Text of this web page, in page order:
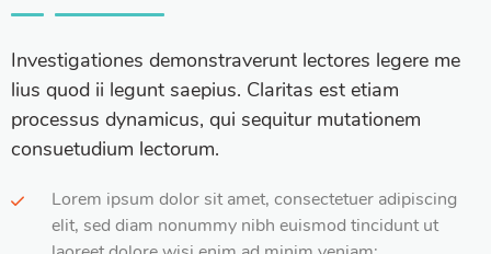
Investigationes demonstraverunt lectores legere me
lius quod ii legunt saepius. Claritas est etiam
processus dynamicus, qui sequitur mutationem
consuetudium lectorum.
Lorem ipsum dolor sit amet, consectetuer adipiscing
elit, sed diam nonummy nibh euismod tincidunt ut